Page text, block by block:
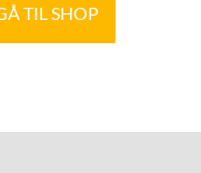
TIL SHOP